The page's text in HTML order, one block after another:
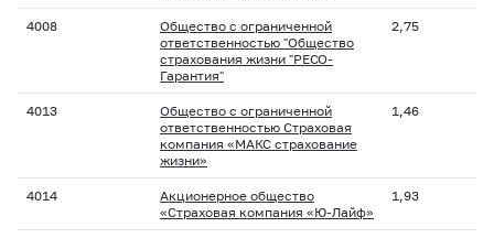
4008
Общество с ограниченной
ответственностью "Общество
страхования жизни "РЕСО-
Гарантия"
2,75
4013
Общество с ограниченной
ответственностью Страховая
компания «МАКС страхование
жизни»
1,46
4014
Акционерное общество
«Страховая компания «Ю-Лайф»
1,93